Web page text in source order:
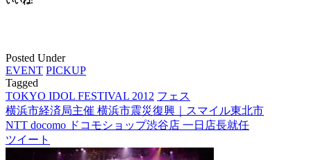
Posted Under
EVENT PICKUP
Tagged
TOKYO IDOL FESTIVAL 2012 フェス
Post
navigation
横浜市経済局主催 横浜市震災復興｜スマイル東北市
NTT docomo ドコモショップ渋谷店 一日店長就任
ツイート